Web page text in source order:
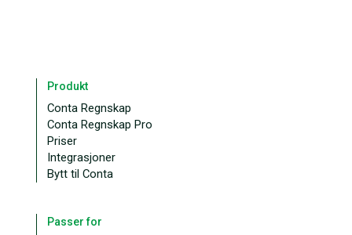
Produkt
Conta Regnskap
Conta Regnskap Pro
Priser
Integrasjoner
Bytt til Conta
Passer for